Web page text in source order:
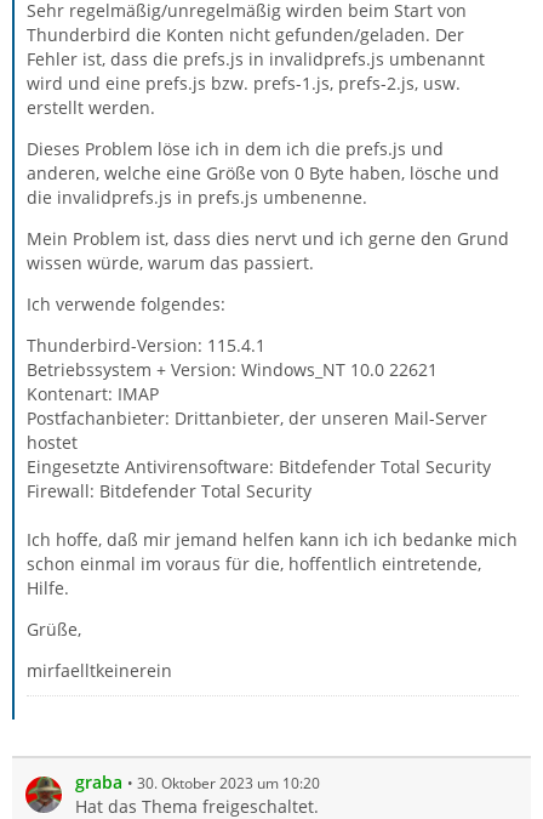
Sehr regelmäßig/unregelmäßig wirden beim Start von
Thunderbird die Konten nicht gefunden/geladen. Der
Fehler ist, dass die prefs.js in invalidprefs.js umbenannt
wird und eine prefs.js bzw. prefs-1.js, prefs-2.js, usw.
erstellt werden.
Dieses Problem löse ich in dem ich die prefs.js und
anderen, welche eine Größe von 0 Byte haben, lösche und
die invalidprefs.js in prefs.js umbenenne.
Mein Problem ist, dass dies nervt und ich gerne den Grund
wissen würde, warum das passiert.
Ich verwende folgendes:
Thunderbird-Version: 115.4.1
Betriebssystem + Version: Windows_NT 10.0 22621
Kontenart: IMAP
Postfachanbieter: Drittanbieter, der unseren Mail-Server
hostet
Eingesetzte Antivirensoftware: Bitdefender Total Security
Firewall: Bitdefender Total Security
Ich hoffe, daß mir jemand helfen kann ich ich bedanke mich
schon einmal im voraus für die, hoffentlich eintretende,
Hilfe.
Grüße,
mirfaelltkeinerein
graba 30. Oktober 2023 um 10:20
Hat das Thema freigeschaltet.